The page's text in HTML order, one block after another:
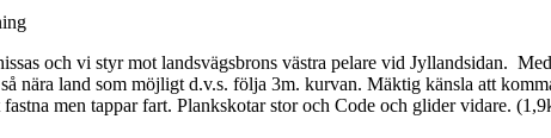
och vi styr mot landsvägsbrons västra pelare vid Jyllandsidan.
nära land som möjligt d.v.s. följa 3m. kurvan. Mäktig känsla att
men tappar fart. Plankskotar stor och Code och glider vidare.